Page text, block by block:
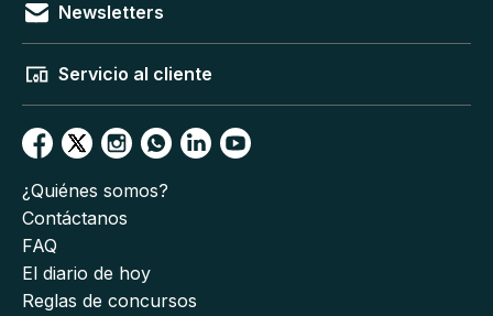
Newsletters
Servicio al cliente
¿Quiénes somos?
Contáctanos
FAQ
El diario de hoy
Reglas de concursos